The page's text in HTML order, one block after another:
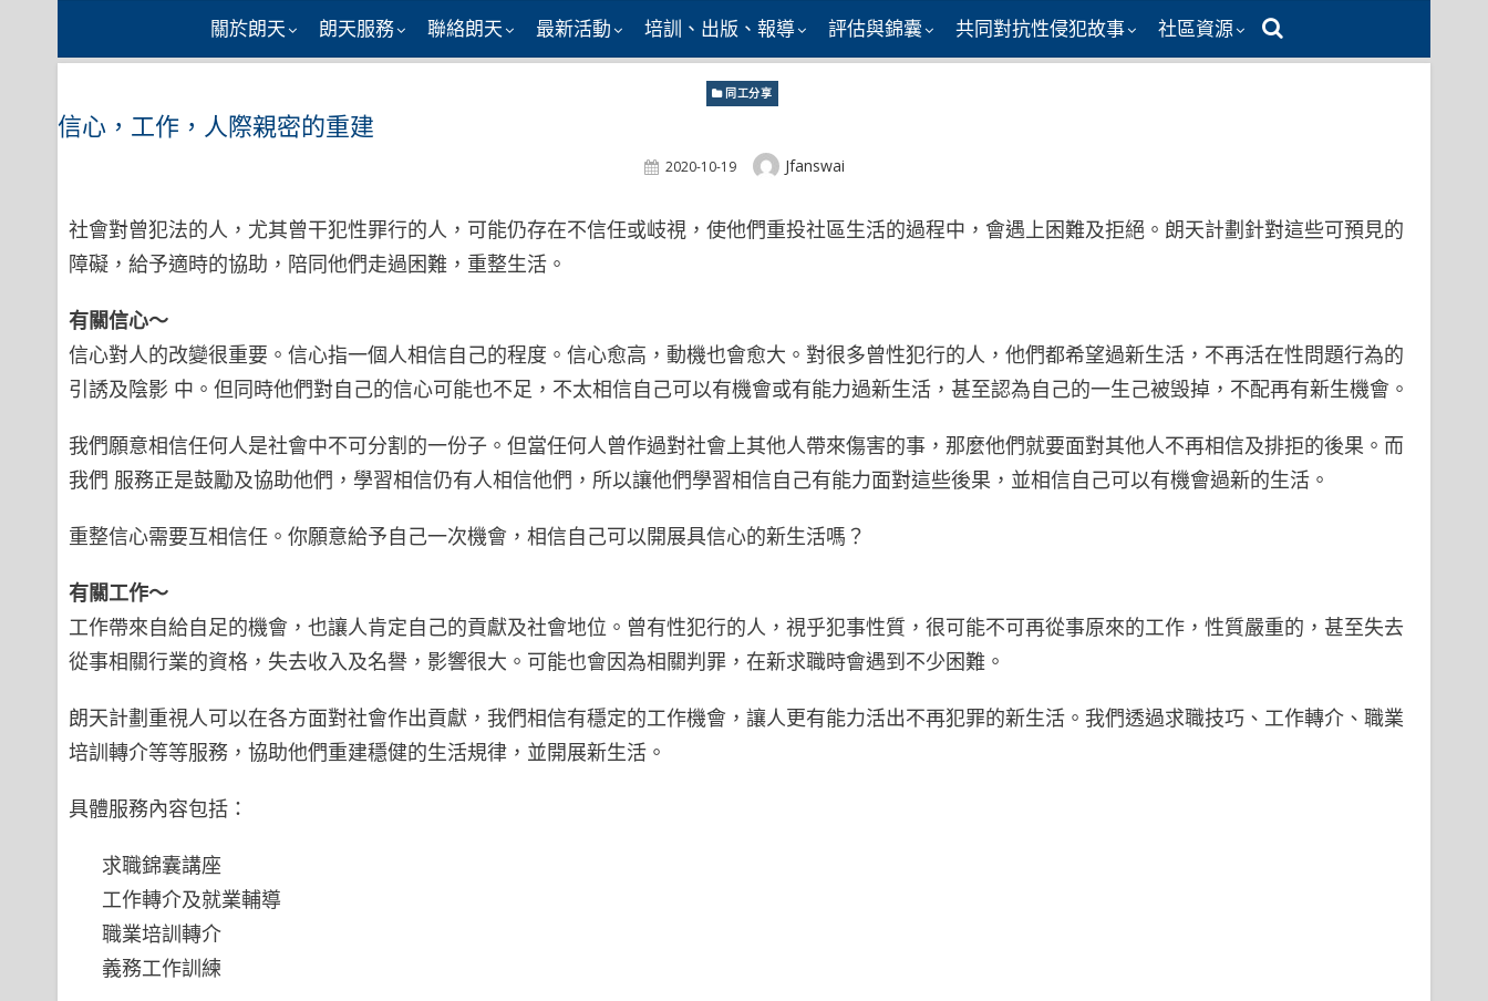
關於朗天 朗天服務 聯絡朗天 最新活動 培訓、出版、報導 評估與錦囊 共同對抗性侵犯故事 社區資源
同工分享
信心，工作，人際親密的重建
Posted
2020-10-19 Author
Jfanswai
社會對曾犯法的人，尤其曾干犯性罪行的人，可能仍存在不信任或岐視，使他們重投社區生活的過程中，會遇上困難及拒絕。朗天計劃針對這些可預見的
障礙，給予適時的協助，陪同他們走過困難，重整生活。
有關信心～
信心對人的改變很重要。信心指一個人相信自己的程度。信心愈高，動機也會愈大。對很多曾性犯行的人，他們都希望過新生活，不再活在性問題行為的
引誘及陰影 中。但同時他們對自己的信心可能也不足，不太相信自己可以有機會或有能力過新生活，甚至認為自己的一生己被毁掉，不配再有新生機會。
我們願意相信任何人是社會中不可分割的一份子。但當任何人曾作過對社會上其他人帶來傷害的事，那麼他們就要面對其他人不再相信及排拒的後果。而
我們 服務正是鼓勵及協助他們，學習相信仍有人相信他們，所以讓他們學習相信自己有能力面對這些後果，並相信自己可以有機會過新的生活。
重整信心需要互相信任。你願意給予自己一次機會，相信自己可以開展具信心的新生活嗎？
有關工作～
工作帶來自給自足的機會，也讓人肯定自己的貢獻及社會地位。曾有性犯行的人，視乎犯事性質，很可能不可再從事原來的工作，性質嚴重的，甚至失去
從事相關行業的資格，失去收入及名譽，影響很大。可能也會因為相關判罪，在新求職時會遇到不少困難。
朗天計劃重視人可以在各方面對社會作出貢獻，我們相信有穩定的工作機會，讓人更有能力活出不再犯罪的新生活。我們透過求職技巧、工作轉介、職業
培訓轉介等等服務，協助他們重建穩健的生活規律，並開展新生活。
具體服務內容包括：
求職錦囊講座
工作轉介及就業輔導
職業培訓轉介
義務工作訓練